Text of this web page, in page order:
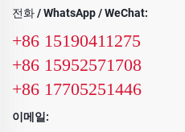
전화 / WhatsApp / WeChat:
+86 15190411275
+86 15952571708
+86 17705251446
이메일: